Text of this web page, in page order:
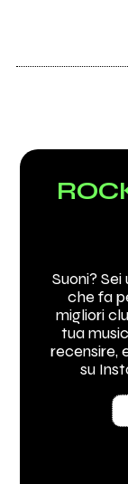
Suoni?
che fa
migliori
tua
recensire,
su